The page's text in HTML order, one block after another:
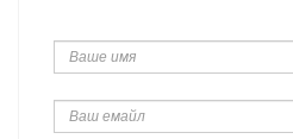
имя
емайл